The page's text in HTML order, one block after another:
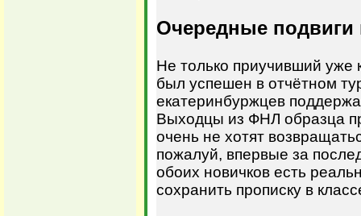
Очередные подвиги
Не только приучивший уже
был успешен в отчётном
екатеринбуржцев
Выходцы из ФНЛ образца
очень не хотят
пожалуй, впервые за
обоих новичков есть
сохранить прописку в